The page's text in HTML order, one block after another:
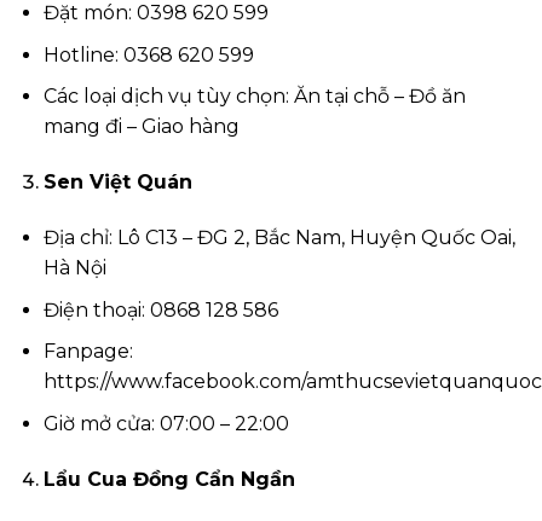
Đặt món: 0398 620 599
Hotline: 0368 620 599
Các loại dịch vụ tùy chọn: Ăn tại chỗ – Đồ ăn
mang đi – Giao hàng
Sen Việt Quán
Địa chỉ: Lô C13 – ĐG 2, Bắc Nam, Huyện Quốc Oai,
Hà Nội
Điện thoại: 0868 128 586
Fanpage:
https://www.facebook.com/
Giờ mở cửa: 07:00 – 22:00
Lẩu Cua Đồng Cẩn Ngần